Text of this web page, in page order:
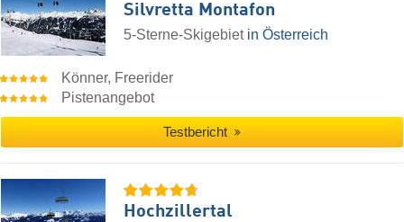
Silvretta Montafon
5-Sterne-Skigebiet in Österreich
Könner, Freerider
Pistenangebot
Testbericht
Hochzillertal